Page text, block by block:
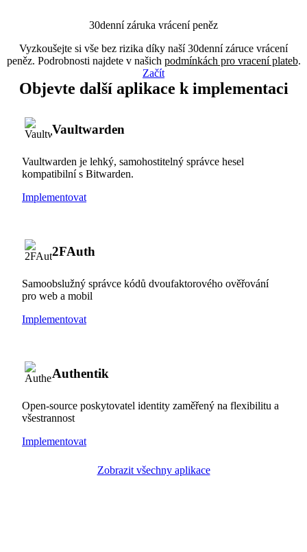
30denní záruka vrácení peněz
Vyzkoušejte si vše bez rizika díky naší 30denní záruce vrácení
peněz. Podrobnosti najdete v našich podmínkách pro vracení plateb.
Začít
Objevte další aplikace k implementaci
Vaultwarden
Vaultwarden je lehký, samohostitelný správce hesel
kompatibilní s Bitwarden.
Implementovat
2FAuth
Samoobslužný správce kódů dvoufaktorového ověřování
pro web a mobil
Implementovat
Authentik
Open-source poskytovatel identity zaměřený na flexibilitu a
všestrannost
Implementovat
Zobrazit všechny aplikace